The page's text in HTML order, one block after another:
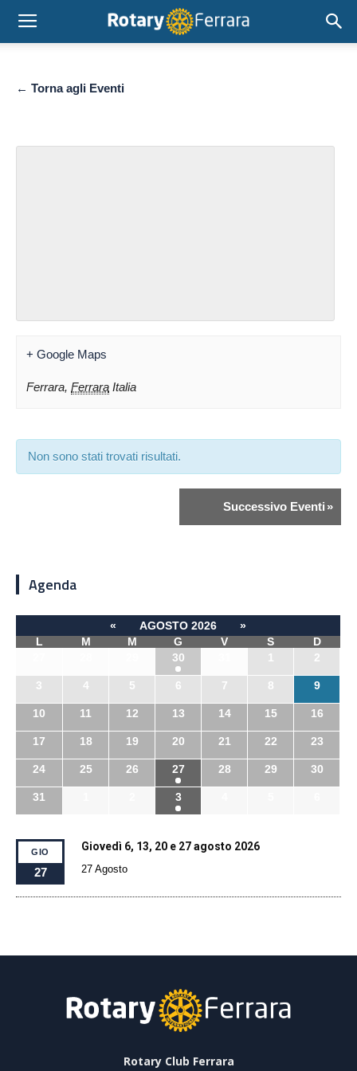
← Torna agli Eventi
+ Google Maps
Ferrara, Ferrara Italia
Non sono stati trovati risultati.
Successivo Eventi »
Agenda
« AGOSTO 2026
»
L
M M G V S
D
30 1 2
3 4 5 6 7 8 9
10 11 12 13 14 15 16
17 18 19 20 21 22 23
24 25 26 27 28 29 30
31 3
GIO
27
Giovedì 6, 13, 20 e 27 agosto 2026
27 Agosto
Rotary Club Ferrara